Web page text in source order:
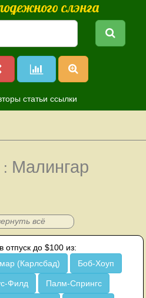
слэнга
статьи ссылки
Малингар
всё
отпуск до $100 из:
(Карлсбад) Боб-Хоуп
Филд Палм-Спрингс